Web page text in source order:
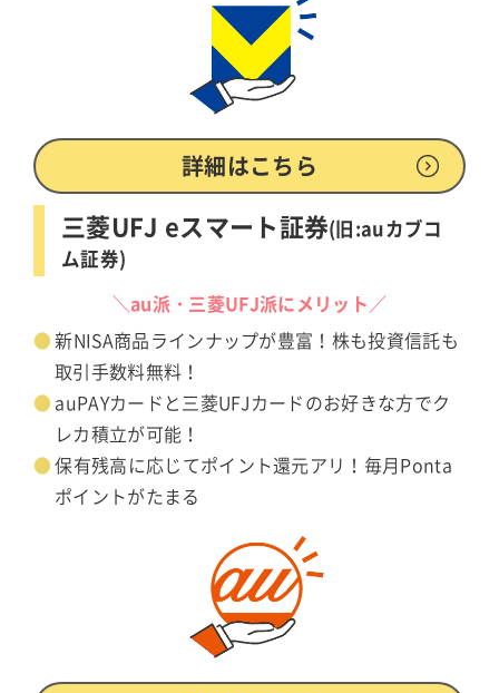
詳細はこちら
三菱UFJ eスマート証券(旧:auカブコ
ム証券)
＼au派・三菱UFJ派にメリット／
新NISA商品ラインナップが豊富！株も投資信託も
取引手数料無料！
auPAYカードと三菱UFJカードのお好きな方でク
レカ積立が可能！
保有残高に応じてポイント還元アリ！毎月Ponta
ポイントがたまる